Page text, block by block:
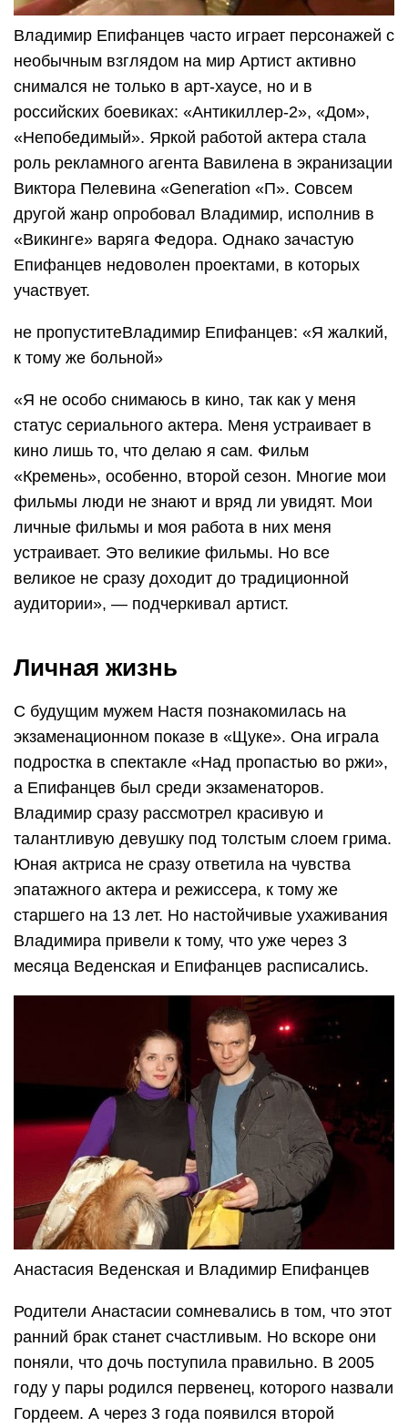
Владимир Епифанцев часто играет персонажей с
необычным взглядом на мир Артист активно
снимался не только в арт-хаусе, но и в
российских боевиках: «Антикиллер-2», «Дом»,
«Непобедимый». Яркой работой актера стала
роль рекламного агента Вавилена в экранизации
Виктора Пелевина «Generation «П». Совсем
другой жанр опробовал Владимир, исполнив в
«Викинге» варяга Федора. Однако зачастую
Епифанцев недоволен проектами, в которых
участвует.
не пропуститеВладимир Епифанцев: «Я жалкий,
к тому же больной»
«Я не особо снимаюсь в кино, так как у меня
статус сериального актера. Меня устраивает в
кино лишь то, что делаю я сам. Фильм
«Кремень», особенно, второй сезон. Многие мои
фильмы люди не знают и вряд ли увидят. Мои
личные фильмы и моя работа в них меня
устраивает. Это великие фильмы. Но все
великое не сразу доходит до традиционной
аудитории», — подчеркивал артист.
Личная жизнь
С будущим мужем Настя познакомилась на
экзаменационном показе в «Щуке». Она играла
подростка в спектакле «Над пропастью во ржи»,
а Епифанцев был среди экзаменаторов.
Владимир сразу рассмотрел красивую и
талантливую девушку под толстым слоем грима.
Юная актриса не сразу ответила на чувства
эпатажного актера и режиссера, к тому же
старшего на 13 лет. Но настойчивые ухаживания
Владимира привели к тому, что уже через 3
месяца Веденская и Епифанцев расписались.
Анастасия Веденская и Владимир Епифанцев
Родители Анастасии сомневались в том, что этот
ранний брак станет счастливым. Но вскоре они
поняли, что дочь поступила правильно. В 2005
году у пары родился первенец, которого назвали
Гордеем. А через 3 года появился второй